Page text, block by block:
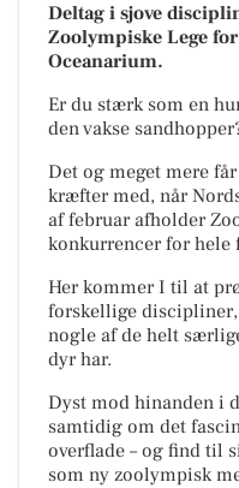
Deltag i sjove
Zoolympiske Lege
Oceanarium.
Er du stærk som en
den vakse
Det og meget mere
kræfter med, når
af februar afholder
konkurrencer for hele
Her kommer I til at
forskellige
nogle af de helt
dyr har.
Dyst mod hinanden i
samtidig om det
overflade – og find til
som ny zoolympisk